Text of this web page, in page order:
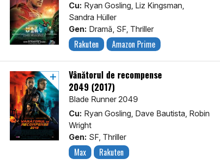
Cu: Ryan Gosling, Liz Kingsman,
Sandra Hüller
Gen: Dramă, SF, Thriller
Rakuten Amazon Prime
Vânătorul de recompense
2049 (2017)
Blade Runner 2049
Cu: Ryan Gosling, Dave Bautista, Robin
Wright
Gen: SF, Thriller
Max Rakuten